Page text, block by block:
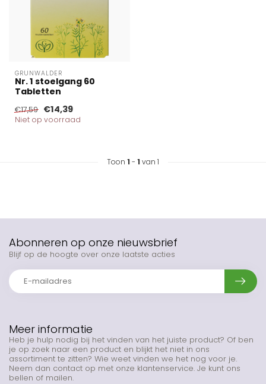
GRUNWALDER
Nr. 1 stoelgang 60
Tabletten
€17,59 €14,39
Niet op voorraad
Toon 1 - 1 van 1
Meer informatie
Heb je hulp nodig bij het vinden van het juiste product? Of ben
je op zoek naar een product en blijkt het niet in ons
assortiment te zitten? Wie weet vinden we het nog voor je.
Neem dan contact op met onze klantenservice. Je kunt ons
bellen of mailen.
Abonneren op onze nieuwsbrief
Blijf op de hoogte over onze laatste acties